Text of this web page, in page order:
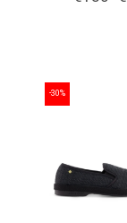
-30%